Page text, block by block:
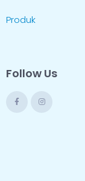
Produk
Follow Us